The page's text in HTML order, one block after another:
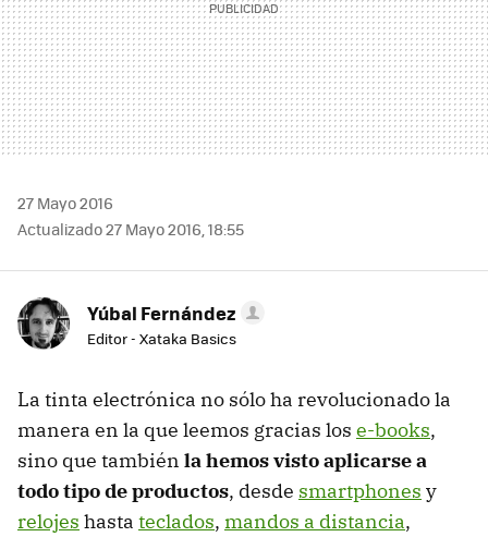
27 Mayo 2016
Actualizado 27 Mayo 2016, 18:55
Yúbal Fernández
Editor - Xataka Basics
La tinta electrónica no sólo ha revolucionado la
manera en la que leemos gracias los e-books,
sino que también la hemos visto aplicarse a
todo tipo de productos, desde smartphones y
relojes hasta teclados, mandos a distancia,